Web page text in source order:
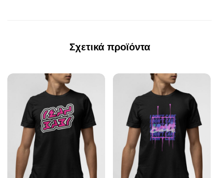
Σχετικά προϊόντα